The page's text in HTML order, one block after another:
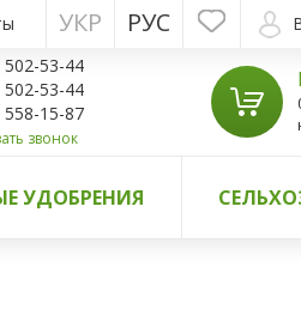
РУС
УКР
502-53-44
502-53-44
558-15-87
звонок
УДОБРЕНИЯ